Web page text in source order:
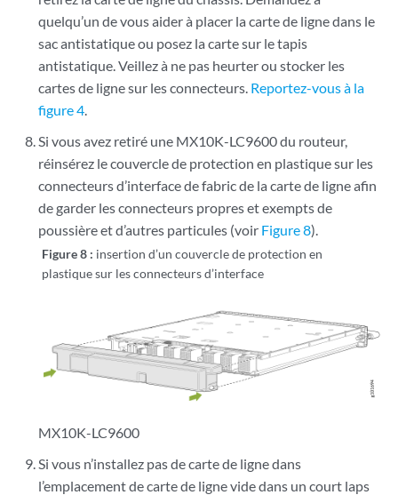
quelqu’un de vous aider à placer la carte de ligne dans le
sac antistatique ou posez la carte sur le tapis
antistatique. Veillez à ne pas heurter ou stocker les
cartes de ligne sur les connecteurs. Reportez-vous à la
figure 4.
Si vous avez retiré une MX10K-LC9600 du routeur,
réinsérez le couvercle de protection en plastique sur les
connecteurs d’interface de fabric de la carte de ligne afin
de garder les connecteurs propres et exempts de
poussière et d’autres particules (voir Figure 8).
Figure 8 : insertion d’un couvercle de protection en
plastique sur les connecteurs d’interface
MX10K-LC9600
Si vous n’installez pas de carte de ligne dans
l’emplacement de carte de ligne vide dans un court laps